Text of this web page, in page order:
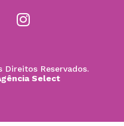
Direitos Reservados.
Select